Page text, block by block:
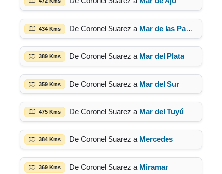
434 Kms De Coronel Suarez a Mar de las Pampas
389 Kms De Coronel Suarez a Mar del Plata
359 Kms De Coronel Suarez a Mar del Sur
475 Kms De Coronel Suarez a Mar del Tuyú
384 Kms De Coronel Suarez a Mercedes
369 Kms De Coronel Suarez a Miramar